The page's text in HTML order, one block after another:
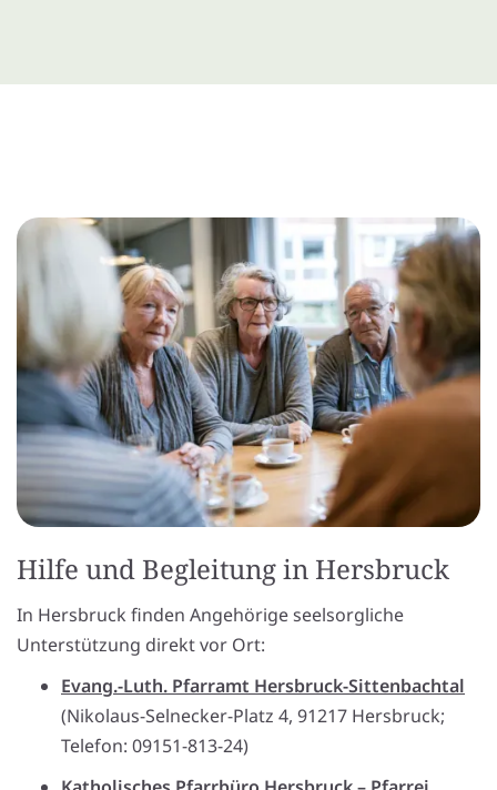
Hilfe und Begleitung in Hersbruck
In Hersbruck finden Angehörige seelsorgliche
Unterstützung direkt vor Ort:
Evang.-Luth. Pfarramt Hersbruck-Sittenbachtal
(Nikolaus-Selnecker-Platz 4, 91217 Hersbruck;
Telefon: 09151-813-24)